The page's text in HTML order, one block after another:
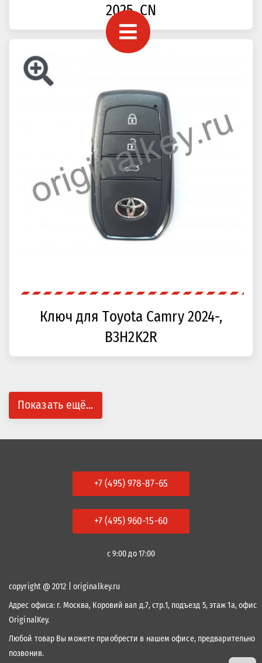
2025, CN
Ключ для Toyota Camry 2024-,
B3H2K2R
Показать ещё...
+7 (495) 978-87-65
+7 (495) 960-15-60
с 9:00 до 17:00
copyright @ 2012 | originalkey.ru
Адрес офиса: г. Москва, Коровий вал д.7, стр.1, подъезд 5, этаж 1а, офис
OriginalKey.
Любой товар Вы можете приобрести в нашем офисе, предварительно
позвонив.